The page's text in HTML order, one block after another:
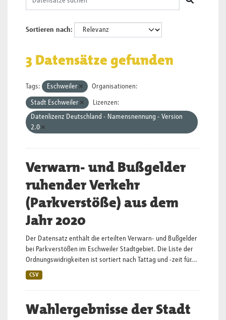
Sortieren nach
3 Datensätze gefunden
Tags: Eschweiler Organisationen:
Stadt Eschweiler
Lizenzen:
Datenlizenz Deutschland - Namensnennung - Version
2.0
Verwarn- und Bußgelder
ruhender Verkehr
(Parkverstöße) aus dem
Jahr 2020
Der Datensatz enthält die erteilten Verwarn- und Bußgelder
bei Parkverstößen im Eschweiler Stadtgebiet. Die Liste der
Ordnungswidrigkeiten ist sortiert nach Tattag und -zeit für...
CSV
Wahlergebnisse der Stadt